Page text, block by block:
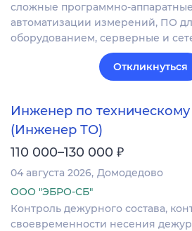
сложные программно-
автоматизации измерений, ПО
оборудованием, серверные и
Откликнуться
Инженер по
(Инженер ТО)
110 000–130 000 ₽
04 августа 2026 Домодедово
ООО "ЭБРО-СБ"
Контроль дежурного состава,
своевременности несения